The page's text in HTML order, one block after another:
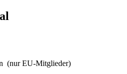
(nur EU-Mitglieder)